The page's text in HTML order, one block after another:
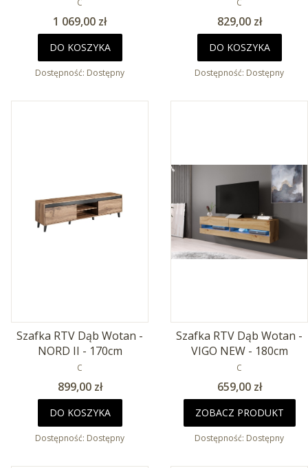
C
Cena
1 069,00 zł
DO KOSZYKA
Dostępność: Dostępny
C
Cena
829,00 zł
DO KOSZYKA
Dostępność: Dostępny
Szafka RTV Dąb Wotan -
NORD II - 170cm
PRODUCENT
C
Cena
899,00 zł
DO KOSZYKA
Dostępność: Dostępny
Szafka RTV Dąb Wotan -
VIGO NEW - 180cm
PRODUCENT
C
Cena
659,00 zł
ZOBACZ PRODUKT
Dostępność: Dostępny